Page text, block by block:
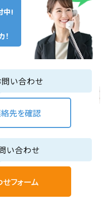
中!
い合わせ
先を確認
い合わせ
フォーム